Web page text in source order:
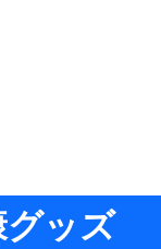
グッズ